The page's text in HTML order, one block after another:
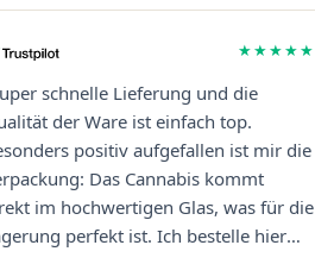
★★★★★
schnelle Lieferung und die
der Ware ist einfach top.
positiv aufgefallen ist mir die
Das Cannabis kommt
im hochwertigen Glas, was für die
perfekt ist. Ich bestelle hier